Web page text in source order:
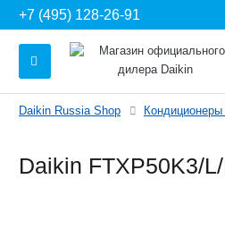
+7 (495) 128-26-91
Daikin Russia Shop
Daikin FTXP50K3/